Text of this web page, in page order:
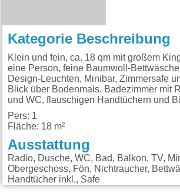
Kategorie Beschreibung
Klein und fein, ca. 18 qm mit großem
eine Person, feine Baumwoll-
Design-Leuchten, Minibar, Zimmersafe
Blick über Bodenmais. Badezimmer mit
und WC, flauschigen Handtüchern und
Pers: 1
Fläche: 18 m²
Ausstattung
Radio, Dusche, WC, Bad, Balkon, TV,
Obergeschoss, Fön, Nichtraucher,
Handtücher inkl., Safe